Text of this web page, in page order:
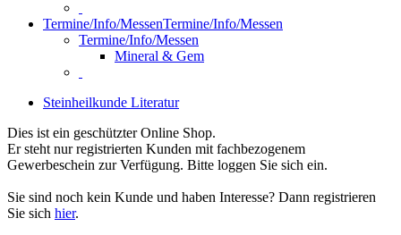
Termine/Info/MessenTermine/Info/Messen
Termine/Info/Messen
Mineral & Gem
Steinheilkunde Literatur
Dies ist ein geschützter Online Shop.
Er steht nur registrierten Kunden mit fachbezogenem
Gewerbeschein zur Verfügung. Bitte loggen Sie sich ein.
Sie sind noch kein Kunde und haben Interesse? Dann registrieren
Sie sich hier.